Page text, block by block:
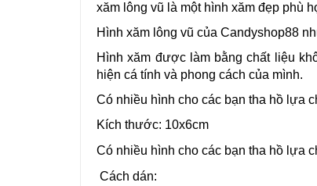
xăm lông vũ là một hình xăm đẹp phù
Hình xăm lông vũ của Candyshop88
Hình xăm được làm bằng chất liệu
hiện cá tính và phong cách của mình.
Có nhiều hình cho các bạn tha hồ lựa
Kích thước: 10x6cm
Có nhiều hình cho các bạn tha hồ lựa
Cách dán: